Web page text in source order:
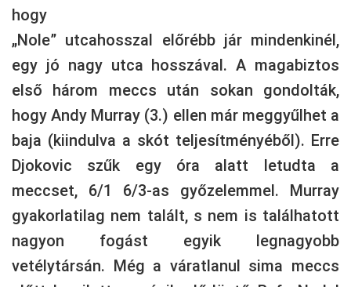
hogy
„Nole” utcahosszal előrébb jár mindenkinél,
egy jó nagy utca hosszával. A magabiztos
első három meccs után sokan gondolták,
hogy Andy Murray (3.) ellen már meggyűlhet a
baja (kiindulva a skót teljesítményéből). Erre
Djokovic szűk egy óra alatt letudta a
meccset, 6/1 6/3-as győzelemmel. Murray
gyakorlatilag nem talált, s nem is találhatott
nagyon fogást egyik legnagyobb
vetélytársán. Még a váratlanul sima meccs